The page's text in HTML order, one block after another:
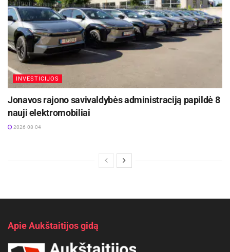
INVESTICIJOS
Jonavos rajono savivaldybės administraciją papildė 8
nauji elektromobiliai
2026-08-04
Apie Aukštaitijos gidą